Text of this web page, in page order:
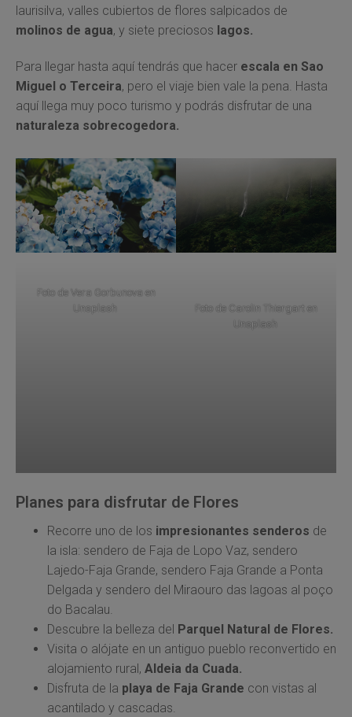
laurisilva, valles cubiertos de flores salpicados de
molinos de agua, y siete preciosos lagos.
Para llegar hasta aquí tendrás que hacer escala en Sao
Miguel o Terceira, pero el viaje bien vale la pena. Hasta
aquí llega muy poco turismo y podrás disfrutar de una
naturaleza sobrecogedora.
Foto de Vera Gorbunova en
Unsplash
Foto de Carolin Thiergart en
Unsplash
Planes para disfrutar de Flores
Recorre uno de los impresionantes senderos de
la isla: sendero de Faja de Lopo Vaz, sendero
Lajedo-Faja Grande, sendero Faja Grande a Ponta
Delgada y sendero del Miraouro das lagoas al poço
do Bacalau.
Descubre la belleza del Parquel Natural de Flores.
Visita o alójate en un antiguo pueblo reconvertido en
alojamiento rural, Aldeia da Cuada.
Disfruta de la playa de Faja Grande con vistas al
acantilado y cascadas.